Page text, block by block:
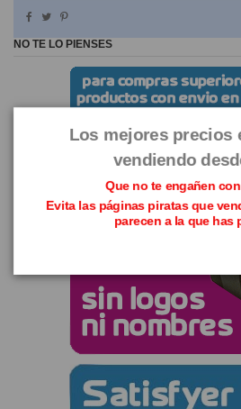
NO TE LO PIENSES
Los mejores precios
vendiendo
Que no te engañen
Evita las páginas piratas que
parecen a la que has